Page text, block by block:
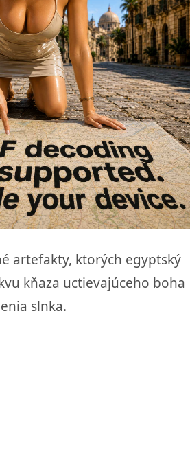
artefakty, ktorých egyptský
kňaza uctievajúceho boha
slnka.